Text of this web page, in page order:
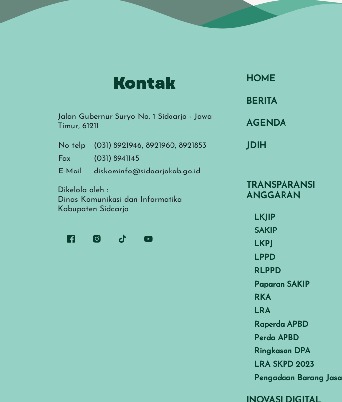
Kontak
Jalan Gubernur Suryo No. 1 Sidoarjo - Jawa
Timur, 61211
No telp
(031) 8921946, 8921960, 8921853
Fax
(031) 8941145
E-Mail
diskominfo@sidoarjokab.go.id
Dikelola oleh :
Dinas Komunikasi dan Informatika
Kabupaten Sidoarjo
HOME
BERITA
AGENDA
JDIH
TRANSPARANSI
ANGGARAN
LKJIP
SAKIP
LKPJ
LPPD
RLPPD
Paparan SAKIP
RKA
LRA
Raperda APBD
Perda APBD
Ringkasan DPA
LRA SKPD 2023
Pengadaan Barang Jasa